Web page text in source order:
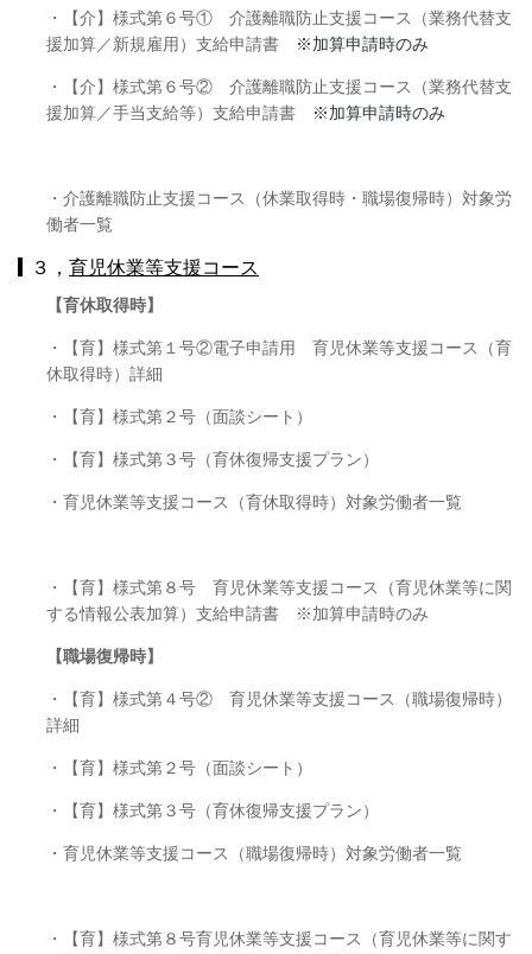
・【介】様式第６号① 介護離職防止支援コース（業務代替支
援加算／新規雇用）支給申請書
※加算申請時のみ
・【介】様式第６号② 介護離職防止支援コース（業務代替支
援加算／手当支給等）支給申請書
※加算申請時のみ
・介護離職防止支援コース（休業取得時・職場復帰時）対象労
働者一覧
３， 育児休業等支援コース
【育休取得時】
・【育】様式第１号②電子申請用 育児休業等支援コース（育
休取得時）詳細
・【育】様式第２号（面談シート）
・【育】様式第３号（育休復帰支援プラン）
・育児休業等支援コース（育休取得時）対象労働者一覧
・【育】様式第８号 育児休業等支援コース（育児休業等に関
する情報公表加算）支給申請書 ※加算申請時のみ
【職場復帰時】
・【育】様式第４号② 育児休業等支援コース（職場復帰時）
詳細
・【育】様式第２号（面談シート）
・【育】様式第３号（育休復帰支援プラン）
・育児休業等支援コース（職場復帰時）対象労働者一覧
・【育】様式第８号育児休業等支援コース（育児休業等に関す